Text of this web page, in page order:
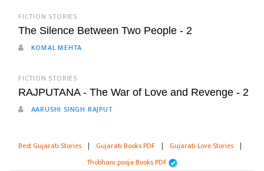
FICTION STORIES
The Silence Between Two People - 2
KOMAL MEHTA
FICTION STORIES
RAJPUTANA - The War of Love and Revenge - 2
AARUSHI SINGH RAJPUT
Best Gujarati Stories | Gujarati Books PDF | Gujarati Love Stories |
Thobhani pooja Books PDF